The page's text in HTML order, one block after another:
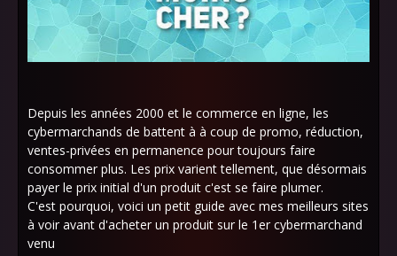
Depuis les années 2000 et le commerce en ligne, les
cybermarchands de battent à à coup de promo, réduction,
ventes-privées en permanence pour toujours faire
consommer plus. Les prix varient tellement, que désormais
payer le prix initial d'un produit c'est se faire plumer.
C'est pourquoi, voici un petit guide avec mes meilleurs sites
à voir avant d'acheter un produit sur le 1er cybermarchand
venu